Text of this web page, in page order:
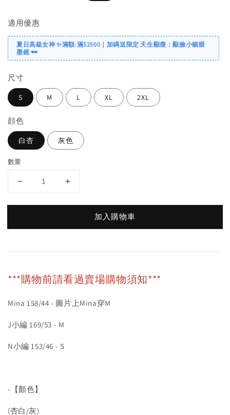
適用優惠
夏日高級女神 ✨滿額:滿$2500｜加碼送限定 天生顯瘦：顯臉小貓眼
墨鏡 🕶️
尺寸
S M L XL 2XL
顔色
白杏 灰色
數量
加入購物車
***購物前請看過賣場購物須知***
Mina 158/44 - 圖片上Mina穿M
J小編 169/53 - M
N小編 153/46 - S
-【顏色】
(杏白/灰)